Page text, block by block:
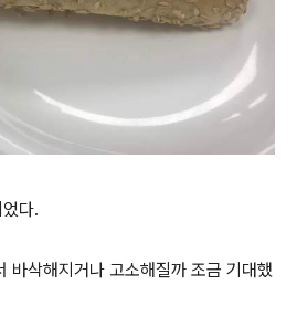
다.
바삭해지거나 고소해질까 조금 기대했